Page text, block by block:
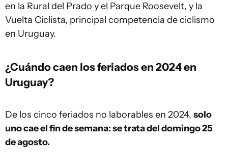
en la Rural del Prado y el Parque Roosevelt, y la
Vuelta Ciclista, principal competencia de ciclismo
en Uruguay.
¿Cuándo caen los feriados en 2024 en
Uruguay?
De los cinco feriados no laborables en 2024, solo
uno cae el fin de semana: se trata del domingo 25
de agosto.